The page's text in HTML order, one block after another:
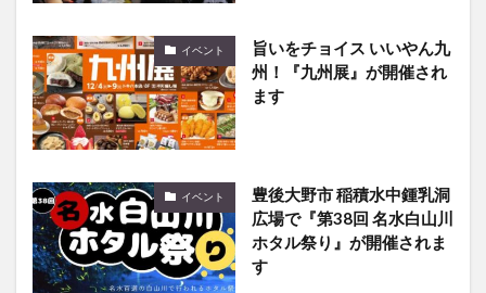
イベント
旨いをチョイス いいやん九
州！『九州展』が開催され
ます
イベント
豊後大野市 稲積水中鍾乳洞
広場で『第38回 名水白山川
ホタル祭り』が開催されま
す